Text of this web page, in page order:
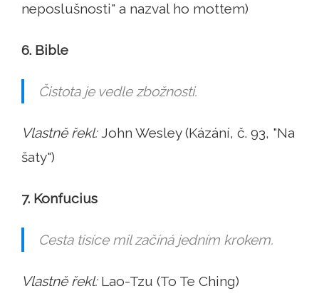
neposlušnosti" a nazval ho mottem)
6. Bible
Čistota je vedle zbožnosti.
Vlastně řekl: John Wesley (Kázání, č. 93, "Na
šaty")
7. Konfucius
Cesta tisíce mil začíná jedním krokem.
Vlastně řekl: Lao-Tzu (To Te Ching)